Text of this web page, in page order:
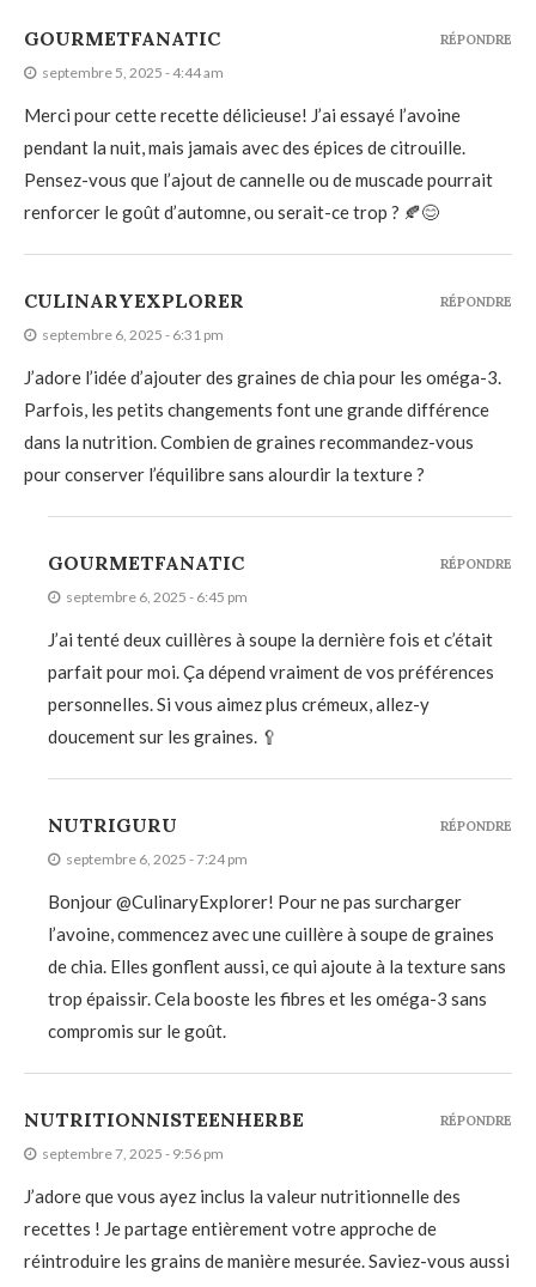
GOURMETFANATIC
septembre 5, 2025 - 4:44 am
Merci pour cette recette délicieuse! J’ai essayé l’avoine
pendant la nuit, mais jamais avec des épices de citrouille.
Pensez-vous que l’ajout de cannelle ou de muscade pourrait
renforcer le goût d’automne, ou serait-ce trop ? 🍂😊
RÉPONDRE
CULINARYEXPLORER
septembre 6, 2025 - 6:31 pm
J’adore l’idée d’ajouter des graines de chia pour les oméga-3.
Parfois, les petits changements font une grande différence
dans la nutrition. Combien de graines recommandez-vous
pour conserver l’équilibre sans alourdir la texture ?
RÉPONDRE
GOURMETFANATIC
septembre 6, 2025 - 6:45 pm
J’ai tenté deux cuillères à soupe la dernière fois et c’était
parfait pour moi. Ça dépend vraiment de vos préférences
personnelles. Si vous aimez plus crémeux, allez-y
doucement sur les graines. 🥄
RÉPONDRE
NUTRIGURU
septembre 6, 2025 - 7:24 pm
Bonjour @CulinaryExplorer! Pour ne pas surcharger
l’avoine, commencez avec une cuillère à soupe de graines
de chia. Elles gonflent aussi, ce qui ajoute à la texture sans
trop épaissir. Cela booste les fibres et les oméga-3 sans
compromis sur le goût.
RÉPONDRE
NUTRITIONNISTEENHERBE
septembre 7, 2025 - 9:56 pm
J’adore que vous ayez inclus la valeur nutritionnelle des
recettes ! Je partage entièrement votre approche de
réintroduire les grains de manière mesurée. Saviez-vous aussi
RÉPONDRE